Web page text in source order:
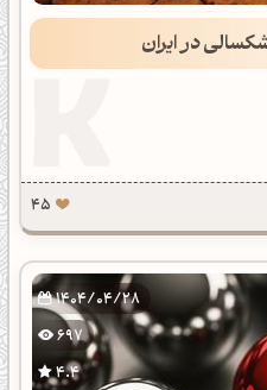
در ایران
45
1404/04/28
697
4.4